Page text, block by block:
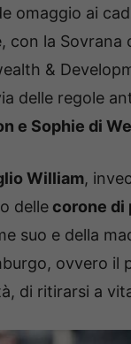
omaggio ai
con la
&
delle regole
e Sophie di
William,
delle corone di
suo e della
ovvero il
di ritirarsi a